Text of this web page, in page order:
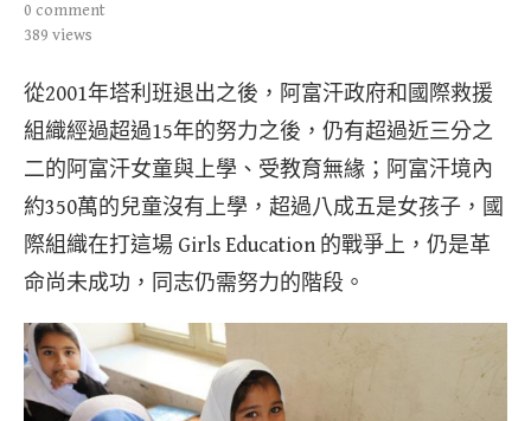
0 comment
389 views
從2001年塔利班退出之後，阿富汗政府和國際救援
組織經過超過15年的努力之後，仍有超過近三分之
二的阿富汗女童與上學、受教育無緣；阿富汗境內
約350萬的兒童沒有上學，超過八成五是女孩子，國
際組織在打這場 Girls Education 的戰爭上，仍是革
命尚未成功，同志仍需努力的階段。